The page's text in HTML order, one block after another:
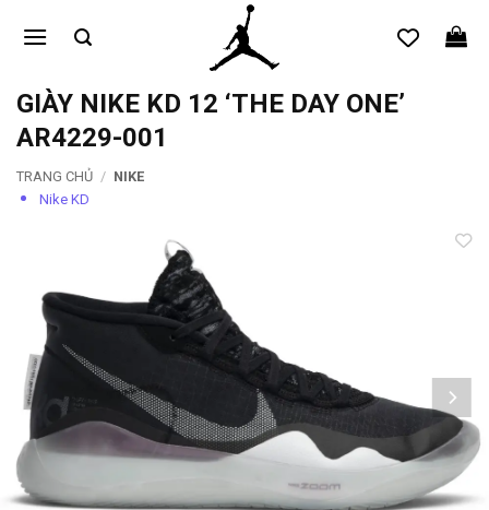
qua
dungGIÀY NIKE KD 12 ‘THE DAY ONE’
AR4229-001
TRANG CHỦ / NIKE
Nike KD